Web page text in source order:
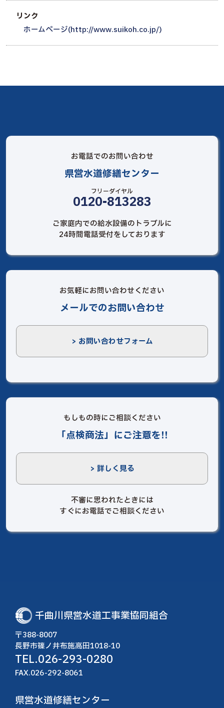
リンク
ホームぺージ(http://www.suikoh.co.jp/)
お電話でのお問い合わせ
県営水道修繕センター
フリーダイヤル
0120-813283
ご家庭内での給水設備のトラブルに
24時間電話受付をしております
お気軽にお問い合わせください
メールでのお問い合わせ
> お問い合わせフォーム
もしもの時にご相談ください
「点検商法」にご注意を!!
> 詳しく見る
不審に思われたときには
すぐにお電話でご相談ください
千曲川県営水道工事業協同組合
〒388-8007
長野市篠ノ井布施高田1018-10
TEL.026-293-0280
FAX.026-292-8061
県営水道修繕センター